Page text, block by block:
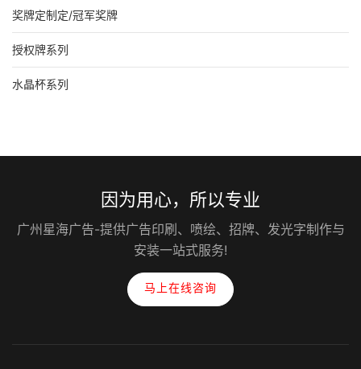
奖牌定制定/冠军奖牌
授权牌系列
水晶杯系列
因为用心，所以专业
广州星海广告-提供广告印刷、喷绘、招牌、发光字制作与
安装一站式服务!
马上在线咨询